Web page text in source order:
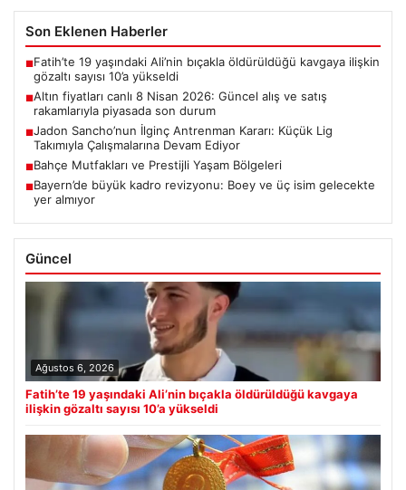
Son Eklenen Haberler
■Fatih’te 19 yaşındaki Ali’nin bıçakla öldürüldüğü kavgaya ilişkin
gözaltı sayısı 10’a yükseldi
■Altın fiyatları canlı 8 Nisan 2026: Güncel alış ve satış
rakamlarıyla piyasada son durum
■Jadon Sancho’nun İlginç Antrenman Kararı: Küçük Lig
Takımıyla Çalışmalarına Devam Ediyor
■Bahçe Mutfakları ve Prestijli Yaşam Bölgeleri
■Bayern’de büyük kadro revizyonu: Boey ve üç isim gelecekte
yer almıyor
Güncel
Ağustos 6, 2026
Fatih’te 19 yaşındaki Ali’nin bıçakla öldürüldüğü kavgaya
ilişkin gözaltı sayısı 10’a yükseldi